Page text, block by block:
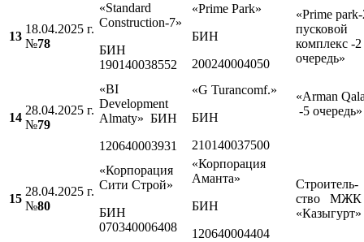
13
18.04.2025 г.
№78
«Standard
Construction-7»
БИН
190140038552
«Prime Park»
БИН
200240004050
«Prime
пусковой
комплекс -2
очередь»
14
28.04.2025 г.
№79
«BI
Development
Almaty» БИН
120640003931
«G Turanсomf.»
БИН
210140037500
«Arman
-5 очередь»
15
28.04.2025 г.
№80
«Корпорация
Сити Строй»
БИН
070340006408
«Корпорация
Аманта»
БИН
120640004404
Строитель-
ство МЖК
«Казыгурт»